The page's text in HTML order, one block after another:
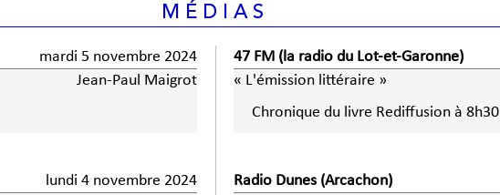
MÉDIAS
mardi 5 novembre 2024
Jean-Paul Maigrot
lundi 4 novembre 2024
47 FM (la radio du Lot-et-Garonne)
« L'émission littéraire »
Chronique du livre Rediffusion à 8h30
Radio Dunes (Arcachon)